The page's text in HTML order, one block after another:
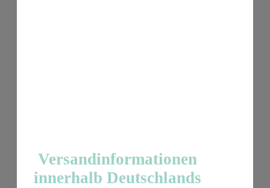
Versandinformationen
innerhalb Deutschlands